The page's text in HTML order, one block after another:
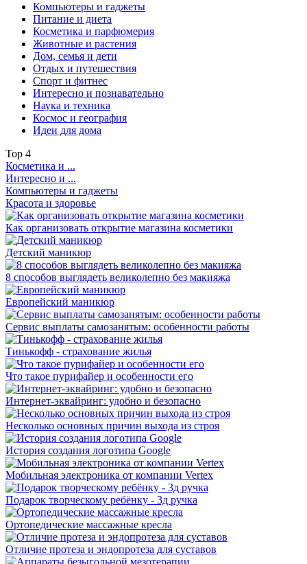
Компьютеры и гаджеты
Питание и диета
Косметика и парфюмерия
Животные и растения
Дом, семья и дети
Отдых и путешествия
Спорт и фитнес
Интересно и познавательно
Наука и техника
Космос и география
Идеи для дома
Top 4
Косметика и ...
Интересно и ...
Компьютеры и гаджеты
Красота и здоровье
Как организовать открытие магазина косметики
Детский маникюр
8 способов выглядеть великолепно без макияжа
Европейский маникюр
Сервис выплаты самозанятым: особенности работы
Тинькофф - страхование жилья
Что такое пурифайер и особенности его
Интернет-эквайринг: удобно и безопасно
Несколько основных причин выхода из строя
История создания логотипа Google
Мобильная электроника от компании Vertex
Подарок творческому ребёнку - 3д ручка
Ортопедические массажные кресла
Отличие протеза и эндопротеза для суставов